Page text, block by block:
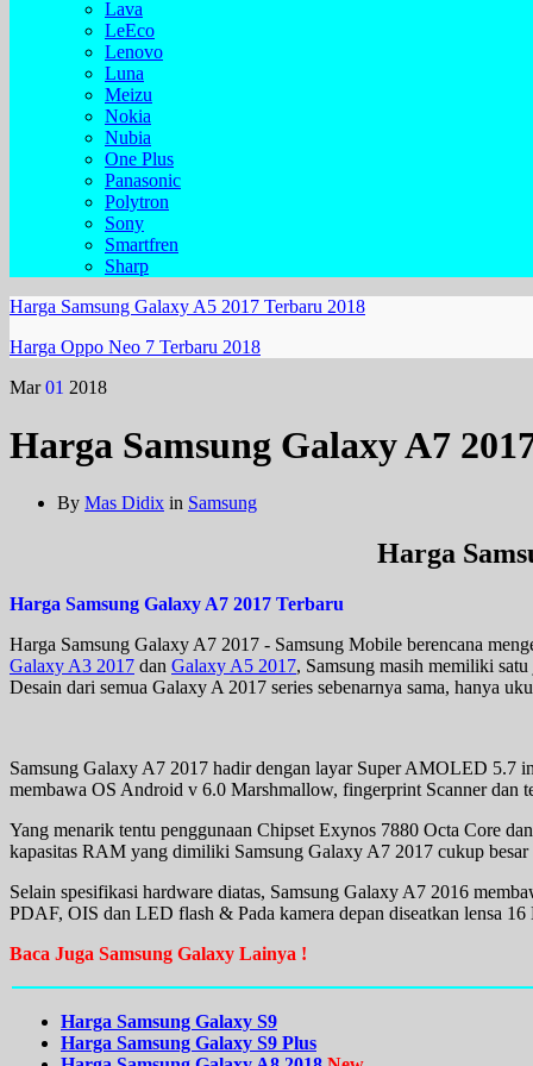
Lava
LeEco
Lenovo
Luna
Meizu
Nokia
Nubia
One Plus
Panasonic
Polytron
Sony
Smartfren
Sharp
Harga Samsung Galaxy A5 2017 Terbaru 2018
Harga Oppo Neo 7 Terbaru 2018
Mar 01 2018
Harga Samsung Galaxy A7
By Mas Didix in Samsung
Harga
Harga Samsung Galaxy A7 2017 Terbaru
Harga Samsung Galaxy A7 2017 - Samsung Mobile berencana
Galaxy A3 2017 dan Galaxy A5 2017, Samsung masih memiliki
Desain dari semua Galaxy A 2017 series sebenarnya sama, hanya
Samsung Galaxy A7 2017 hadir dengan layar Super AMOLED 5.7
membawa OS Android v 6.0 Marshmallow, fingerprint Scanner
Yang menarik tentu penggunaan Chipset Exynos 7880 Octa Core
kapasitas RAM yang dimiliki Samsung Galaxy A7 2017 cukup
Selain spesifikasi hardware diatas, Samsung Galaxy A7 2016
PDAF, OIS dan LED flash & Pada kamera depan diseatkan lensa
Baca Juga Samsung Galaxy Lainya !
Harga Samsung Galaxy S9
Harga Samsung Galaxy S9 Plus